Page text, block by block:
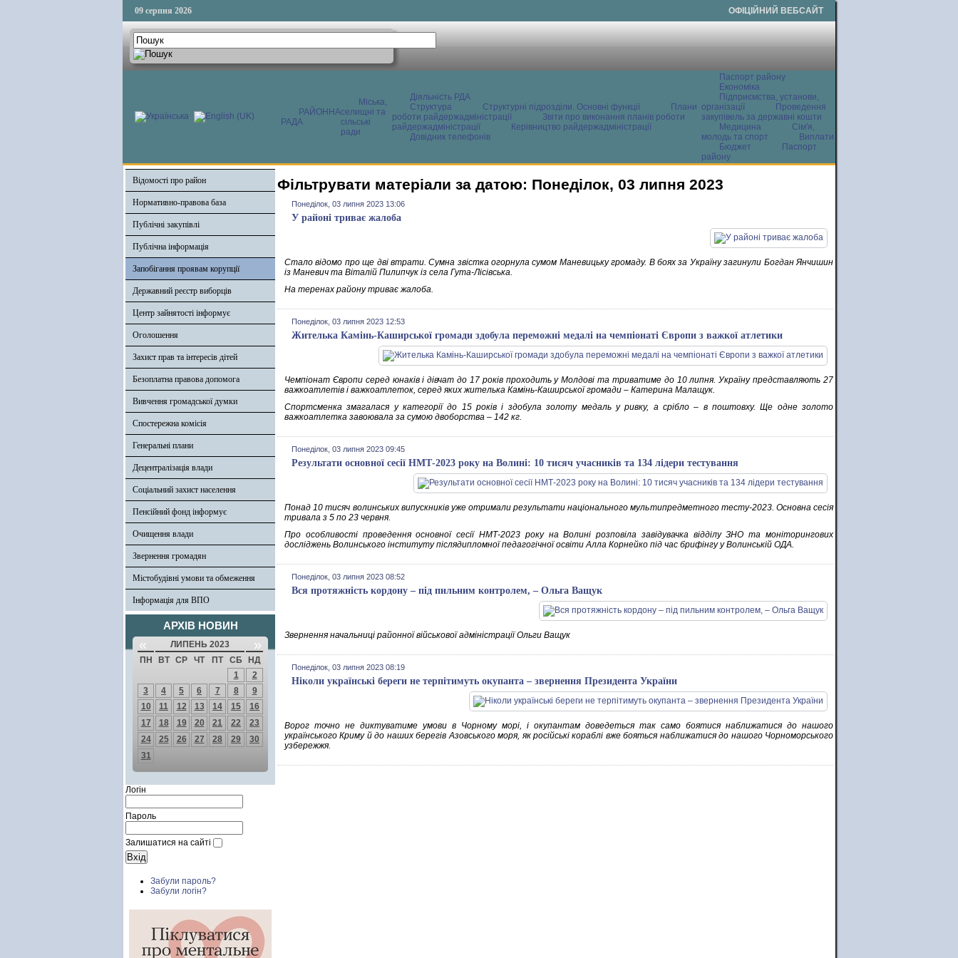
09 серпня 2026 ОФІЦІЙНИЙ ВЕБСАЙТ
РАЙОННА
РАДА
Міська,
селищні та
сільські
ради
Діяльність РДА
Структура
Структурні підрозділи. Основні функції
Плани
роботи райдержадміністрації
Звіти про виконання планів роботи
райдержадміністрації
Керівництво райдержадміністрації
Довідник телефонів
Паспорт району
Економіка
Підприємства, установи,
організації
Проведення
закупівель за державні кошти
Медицина
Сім'я,
молодь та спорт
Виплати
Бюджет
Паспорт
району
Відомості про район
Нормативно-правова база
Публічні закупівлі
Публічна інформація
Запобігання проявам корупції
Державний реєстр виборців
Центр зайнятості інформує
Оголошення
Захист прав та інтересів дітей
Безоплатна правова допомога
Вивчення громадської думки
Спостережна комісія
Генеральні плани
Децентралізація влади
Соціальний захист населення
Пенсійний фонд інформує
Очищення влади
Звернення громадян
Містобудівні умови та обмеження
Інформація для ВПО
АРХІВ НОВИН
« ЛИПЕНЬ 2023 »
ПН ВТ СР ЧТ ПТ СБ
НД
1
2
3
4 5 6 7 8
9
10
11 12 13 14 15
16
17
18 19 20 21 22
23
24
25 26 27 28 29
30
31
Логін
Пароль
Залишатися на сайті
Забули пароль?
Забули логін?
Фільтрувати матеріали за датою: Понеділок, 03 липня 2023
Понеділок, 03 липня 2023 13:06
У районі триває жалоба
Стало відомо про ще дві втрати. Сумна звістка огорнула сумом Маневицьку громаду. В боях за Україну загинули Богдан Янчишин
із Маневич та Віталій Пилипчук із села Гута-Лісівська.
На теренах району триває жалоба.
Понеділок, 03 липня 2023 12:53
Жителька Камінь-Каширської громади здобула переможні медалі на чемпіонаті Європи з важкої атлетики
Чемпіонат Європи серед юнаків і дівчат до 17 років проходить у Молдові та триватиме до 10 липня. Україну представляють 27
важкоатлетів і важкоатлеток, серед яких жителька Камінь-Каширської громади – Катерина Малащук.
Спортсменка змагалася у категорії до 15 років і здобула золоту медаль у ривку, а срібло – в поштовху. Ще одне золото
важкоатлетка завоювала за сумою двоборства – 142 кг.
Понеділок, 03 липня 2023 09:45
Результати основної сесії НМТ-2023 року на Волині: 10 тисяч учасників та 134 лідери тестування
Понад 10 тисяч волинських випускників уже отримали результати національного мультипредметного тесту-2023. Основна сесія
тривала з 5 по 23 червня.
Про особливості проведення основної сесії НМТ-2023 року на Волині розповіла завідувачка відділу ЗНО та моніторингових
досліджень Волинського інституту післядипломної педагогічної освіти Алла Корнейко під час брифінгу у Волинській ОДА.
Понеділок, 03 липня 2023 08:52
Вся протяжність кордону – під пильним контролем, – Ольга Ващук
Звернення начальниці районної військової адміністрації Ольги Ващук
Понеділок, 03 липня 2023 08:19
Ніколи українські береги не терпітимуть окупанта – звернення Президента України
Ворог точно не диктуватиме умови в Чорному морі, і окупантам доведеться так само боятися наближатися до нашого
українського Криму й до наших берегів Азовського моря, як російські кораблі вже бояться наближатися до нашого Чорноморського
узбережжя.